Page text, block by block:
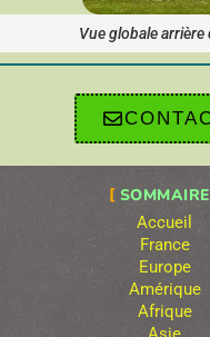
Vue globale arrière
SOMMAIRE
Accueil
France
Europe
Amérique
Afrique